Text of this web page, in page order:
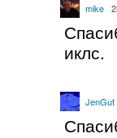
mike
иклс.
JenGut